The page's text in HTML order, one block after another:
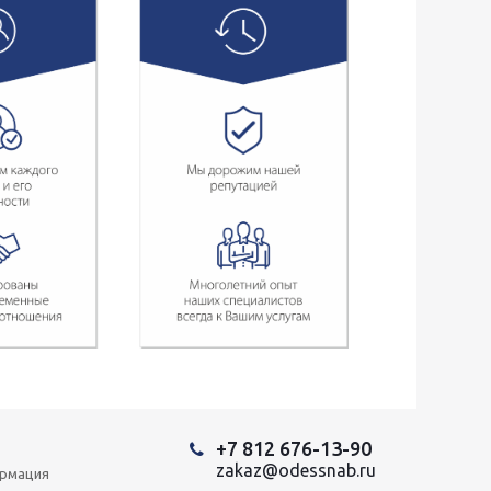
+7 812 676-13-90
zakaz@odessnab.ru